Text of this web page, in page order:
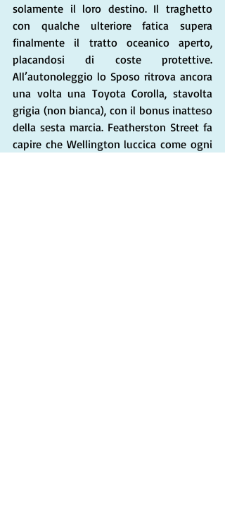
solamente il loro destino. Il traghetto
con qualche ulteriore fatica supera
finalmente il tratto oceanico aperto,
placandosi di coste protettive.
All’autonoleggio lo Sposo ritrova ancora
una volta una Toyota Corolla, stavolta
grigia (non bianca), con il bonus inatteso
della sesta marcia. Featherston Street fa
capire che Wellington luccica come ogni